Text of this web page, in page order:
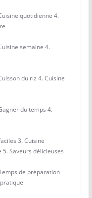
quotidienne 4.
semaine 4.
du riz 4. Cuisine
du temps 4.
3. Cuisine
Saveurs délicieuses
de préparation